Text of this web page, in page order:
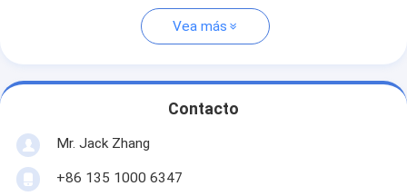
Vea más
Contacto
Mr. Jack Zhang
+86 135 1000 6347